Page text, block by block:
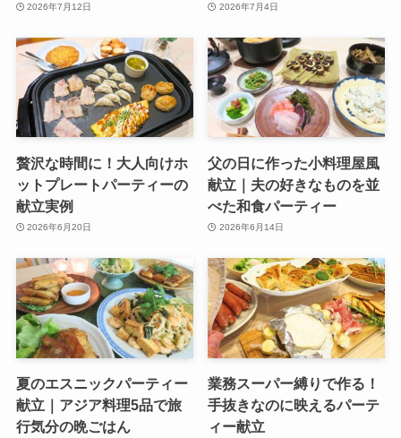
2026年7月12日 2026年7月4日
贅沢な時間に！大人向けホ
ットプレートパーティーの
献立実例
2026年6月20日
父の日に作った小料理屋風
献立｜夫の好きなものを並
べた和食パーティー
2026年6月14日
夏のエスニックパーティー
献立｜アジア料理5品で旅
行気分の晩ごはん
業務スーパー縛りで作る！
手抜きなのに映えるパーテ
ィー献立